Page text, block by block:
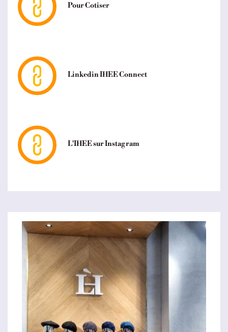
Pour Cotiser
Linkedin IHEE Connect
L'IHEE sur Instagram